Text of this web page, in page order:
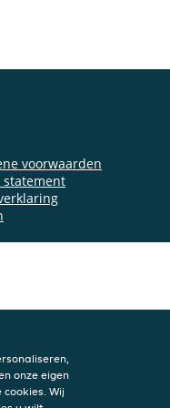
voorwaarden
statement
onze eigen
Wij